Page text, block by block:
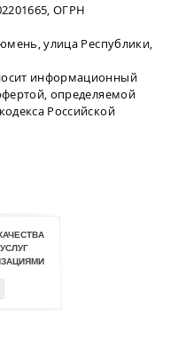
ОГРН
улица Республики,
информационный
определяемой
Российской